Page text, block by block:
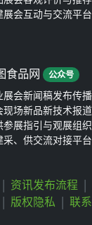
展会互动与交流平台
食品网 公众号
展会新闻稿发布传播
现场新品新技术报道
参展指引与观展组织
采、供交流对接平台
| 资讯发布流程 |
| 版权隐私 | 联